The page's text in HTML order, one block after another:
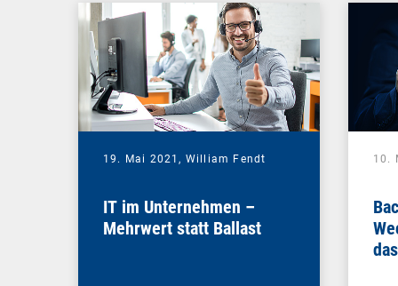
19. Mai 2021, William Fendt
IT im Unternehmen –
Mehrwert statt Ballast
10.